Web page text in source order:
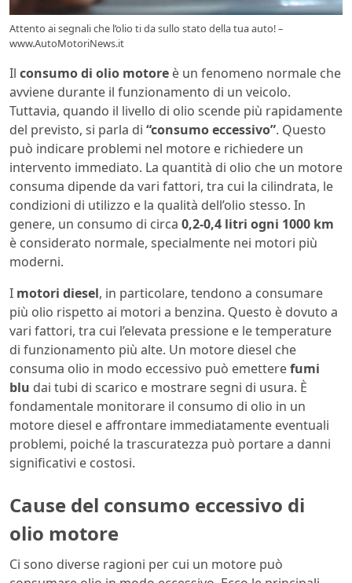
Attento ai segnali che l’olio ti da sullo stato della tua auto! –
www.AutoMotoriNews.it
Il consumo di olio motore è un fenomeno normale che
avviene durante il funzionamento di un veicolo.
Tuttavia, quando il livello di olio scende più rapidamente
del previsto, si parla di “consumo eccessivo”. Questo
può indicare problemi nel motore e richiedere un
intervento immediato. La quantità di olio che un motore
consuma dipende da vari fattori, tra cui la cilindrata, le
condizioni di utilizzo e la qualità dell’olio stesso. In
genere, un consumo di circa 0,2-0,4 litri ogni 1000 km
è considerato normale, specialmente nei motori più
moderni.
I motori diesel, in particolare, tendono a consumare
più olio rispetto ai motori a benzina. Questo è dovuto a
vari fattori, tra cui l’elevata pressione e le temperature
di funzionamento più alte. Un motore diesel che
consuma olio in modo eccessivo può emetterefumi
blu dai tubi di scarico e mostrare segni di usura. È
fondamentale monitorare il consumo di olio in un
motore diesel e affrontare immediatamente eventuali
problemi, poiché la trascuratezza può portare a danni
significativi e costosi.
Cause del consumo eccessivo di
olio motore
Ci sono diverse ragioni per cui un motore può